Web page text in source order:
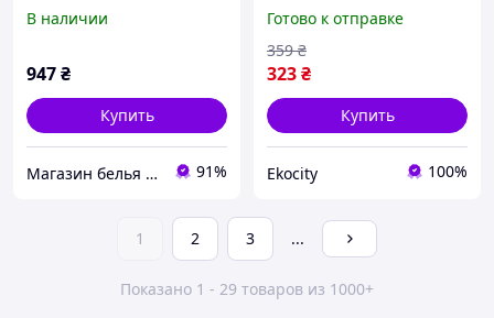
В наличии
947₴
Купить
Магазин белья My Dreams 91%
Biweier чорний(1586Ч)
Готово к отправке
323₴
359 ₴
Купить
Ekocity 100%
1 2 3 ...
Показано 1 - 29 товаров из 1000+